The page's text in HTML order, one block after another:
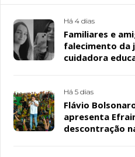
Há 4 dias
Familiares e
falecimento da
cuidadora
Há 5 dias
Flávio
apresenta
descontração